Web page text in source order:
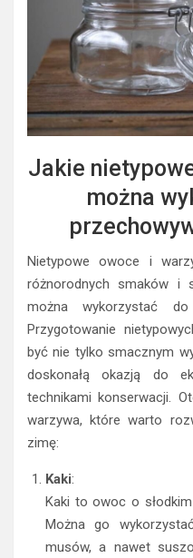
Jakie
można
Nietypowe owoce i
różnorodnych smaków i
można wykorzystać
Przygotowanie
być nie tylko smacznym
doskonałą okazją do
technikami konserwacji.
warzywa, które warto
zimę:
Kaki:
Kaki to owoc o
Można go
musów, a nawet